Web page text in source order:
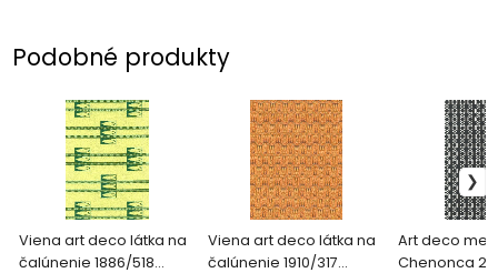
Podobné produkty
Viena art deco látka na
čalúnenie 1886/518
Viena art deco látka na
čalúnenie 1910/317
Art deco
Chenonca